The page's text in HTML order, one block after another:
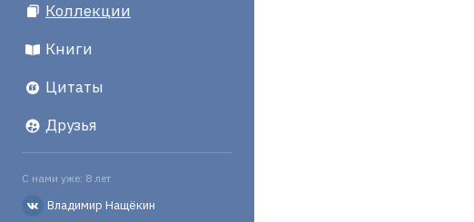
Коллекции
Книги
Цитаты
Друзья
С нами уже: 8 лет
Владимир Нащёкин